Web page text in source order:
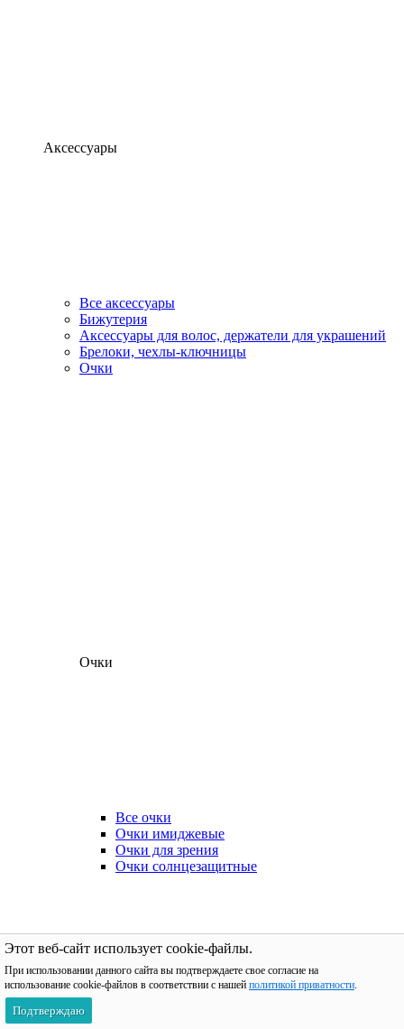
Аксессуары
Все аксессуары
Бижутерия
Аксессуары для волос, держатели для украшений
Брелоки, чехлы-ключницы
Очки
Очки
Все очки
Очки имиджевые
Очки для зрения
Очки солнцезащитные
Этот веб-сайт использует cookie-файлы.
При использовании данного сайта вы подтверждаете свое согласие на
использование cookie-файлов в соответствии с нашей политикой приватности.
Подтверждаю